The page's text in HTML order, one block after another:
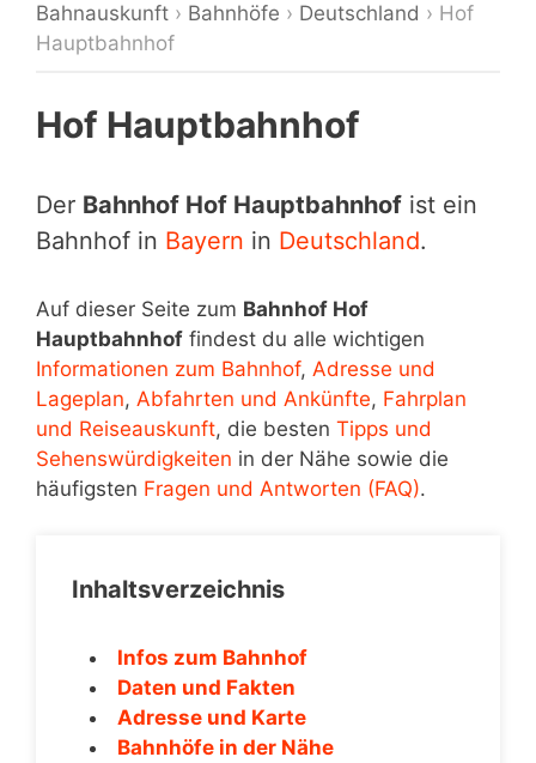
Bahnauskunft › Bahnhöfe › Deutschland › Hof
Hauptbahnhof
Hof Hauptbahnhof
Der Bahnhof Hof Hauptbahnhof ist ein
Bahnhof in Bayern in Deutschland.
Auf dieser Seite zum Bahnhof Hof
Hauptbahnhof findest du alle wichtigen
Informationen zum Bahnhof, Adresse und
Lageplan, Abfahrten und Ankünfte, Fahrplan
und Reiseauskunft, die besten Tipps und
Sehenswürdigkeiten in der Nähe sowie die
häufigsten Fragen und Antworten (FAQ).
Inhaltsverzeichnis
Infos zum Bahnhof
Daten und Fakten
Adresse und Karte
Bahnhöfe in der Nähe